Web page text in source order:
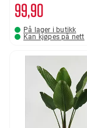
99 90
På lager i butikk
Kan kjøpes på nett